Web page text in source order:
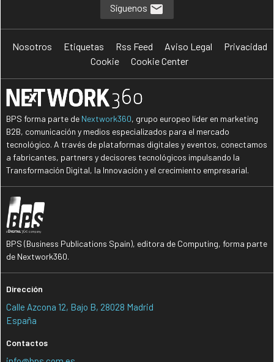
Síguenos
Nosotros Etiquetas Rss Feed Aviso Legal
Privacidad
Cookie
Cookie Center
BPS forma parte de Nextwork360, grupo europeo líder en marketing
B2B, comunicación y medios especializados para el mercado
tecnológico. A través de plataformas digitales y eventos, conectamos
a fabricantes, partners y decisores tecnológicos impulsando la
Transformación Digital, la Innovación y el crecimiento empresarial.
BPS (Business Publications Spain), editora de Computing, forma parte
de Nextwork360.
Dirección
Calle Azcona 12, Bajo B, 28028 Madrid
España
Contactos